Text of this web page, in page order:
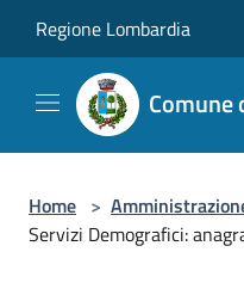
Regione Lombardia
Comune
Home >
Servizi Demografici: